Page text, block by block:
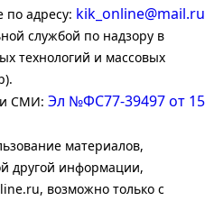
по адресу: kik_online@mail.ru
службой по надзору в
технологий и массовых
СМИ: Эл №ФС77-39497 от 15
материалов,
другой информации,
возможно только с